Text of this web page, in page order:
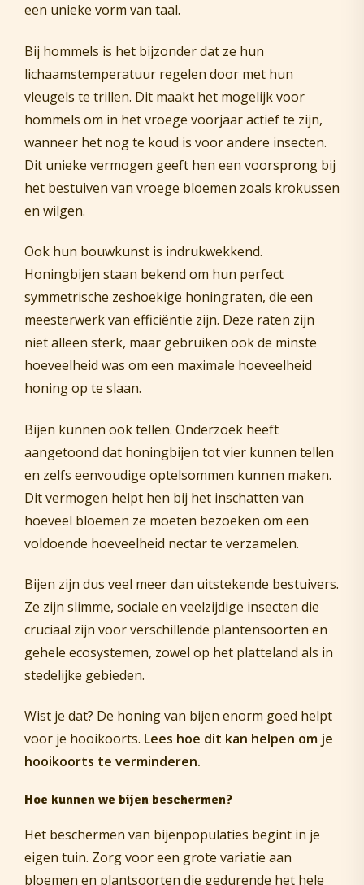
een unieke vorm van taal.
Bij hommels is het bijzonder dat ze hun
lichaamstemperatuur regelen door met hun
vleugels te trillen. Dit maakt het mogelijk voor
hommels om in het vroege voorjaar actief te zijn,
wanneer het nog te koud is voor andere insecten.
Dit unieke vermogen geeft hen een voorsprong bij
het bestuiven van vroege bloemen zoals krokussen
en wilgen.
Ook hun bouwkunst is indrukwekkend.
Honingbijen staan bekend om hun perfect
symmetrische zeshoekige honingraten, die een
meesterwerk van efficiëntie zijn. Deze raten zijn
niet alleen sterk, maar gebruiken ook de minste
hoeveelheid was om een maximale hoeveelheid
honing op te slaan.
Bijen kunnen ook tellen. Onderzoek heeft
aangetoond dat honingbijen tot vier kunnen tellen
en zelfs eenvoudige optelsommen kunnen maken.
Dit vermogen helpt hen bij het inschatten van
hoeveel bloemen ze moeten bezoeken om een
voldoende hoeveelheid nectar te verzamelen.
Bijen zijn dus veel meer dan uitstekende bestuivers.
Ze zijn slimme, sociale en veelzijdige insecten die
cruciaal zijn voor verschillende plantensoorten en
gehele ecosystemen, zowel op het platteland als in
stedelijke gebieden.
Wist je dat? De honing van bijen enorm goed helpt
voor je hooikoorts. Lees hoe dit kan helpen om je
hooikoorts te verminderen.
Hoe kunnen we bijen beschermen?
Het beschermen van bijenpopulaties begint in je
eigen tuin. Zorg voor een grote variatie aan
bloemen en plantsoorten die gedurende het hele